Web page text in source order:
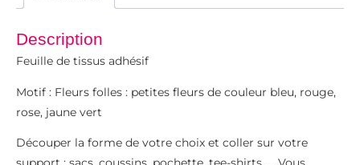
Description
Feuille de tissus adhésif
Motif : Fleurs folles : petites fleurs de couleur bleu, rouge,
rose, jaune vert
Découper la forme de votre choix et coller sur votre